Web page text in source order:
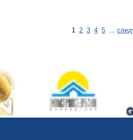
1 2 3 4 5 ...